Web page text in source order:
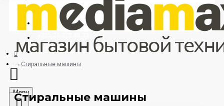
Регистрация
+375 33 673 17 31 (МТС)
Menu
Стиральные машины
Стиральные машины